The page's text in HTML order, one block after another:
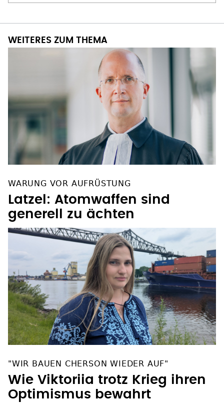
WEITERES ZUM THEMA
WARUNG VOR AUFRÜSTUNG
Latzel: Atomwaffen sind
generell zu ächten
"WIR BAUEN CHERSON WIEDER AUF"
Wie Viktoriia trotz Krieg ihren
Optimismus bewahrt